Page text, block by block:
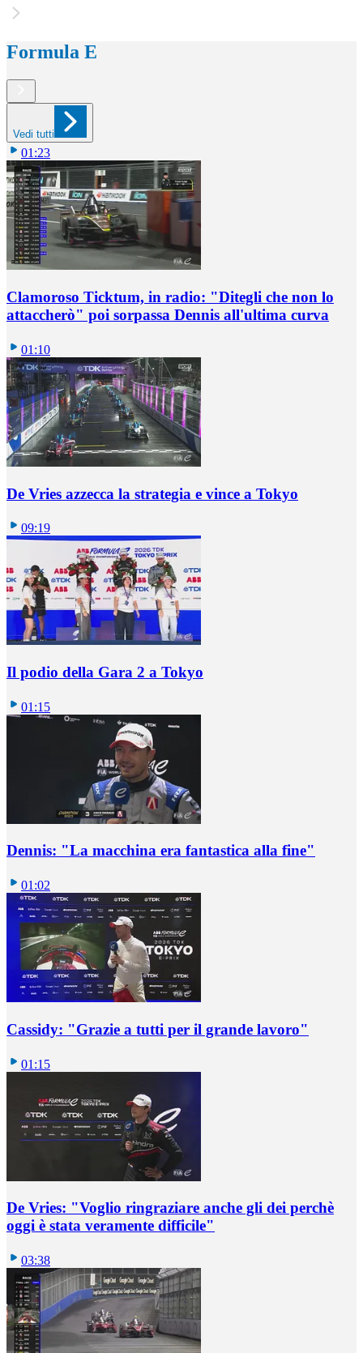
Formula E
Vedi tutti
01:23
Clamoroso Ticktum, in radio: "Ditegli che non lo
attaccherò" poi sorpassa Dennis all'ultima curva
01:10
De Vries azzecca la strategia e vince a Tokyo
09:19
Il podio della Gara 2 a Tokyo
01:15
Dennis: "La macchina era fantastica alla fine"
01:02
Cassidy: "Grazie a tutti per il grande lavoro"
01:15
De Vries: "Voglio ringraziare anche gli dei perchè
oggi è stata veramente difficile"
03:38